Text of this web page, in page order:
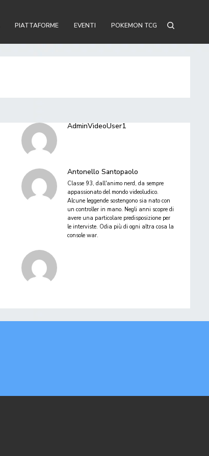
PIATTAFORME EVENTI POKEMON TCG
AdminVideoUser1
Antonello Santopaolo
Classe 93, dall'animo nerd, da sempre
appassionato del mondo videoludico.
Alcune leggende sostengono sia nato con
un controller in mano. Negli anni scopre di
avere una particolare predisposizione per
le interviste. Odia più di ogni altra cosa la
console war.